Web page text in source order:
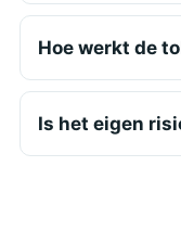
Hoe werkt de
Is het eigen